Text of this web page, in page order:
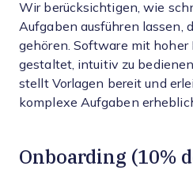
Wir berücksichtigen, wie
Aufgaben ausführen lassen,
gehören. Software mit hoher
gestaltet, intuitiv zu
stellt Vorlagen bereit und
komplexe Aufgaben
Onboarding (10%